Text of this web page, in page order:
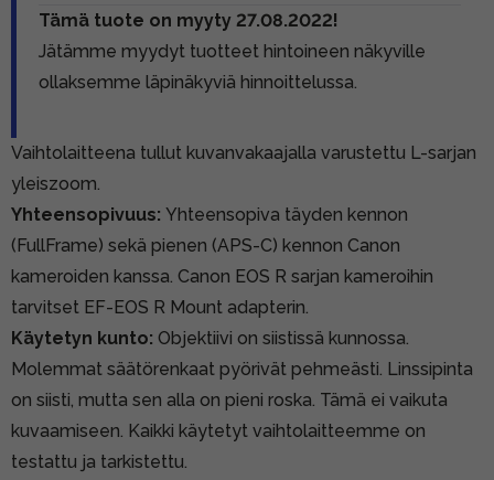
Tämä tuote on myyty 27.08.2022!
Jätämme myydyt tuotteet hintoineen näkyville
ollaksemme läpinäkyviä hinnoittelussa.
Vaihtolaitteena tullut kuvanvakaajalla varustettu L-sarjan
yleiszoom.
Yhteensopivuus: Yhteensopiva täyden kennon
(FullFrame) sekä pienen (APS-C) kennon Canon
kameroiden kanssa. Canon EOS R sarjan kameroihin
tarvitset EF-EOS R Mount adapterin.
Käytetyn kunto: Objektiivi on siistissä kunnossa.
Molemmat säätörenkaat pyörivät pehmeästi. Linssipinta
on siisti, mutta sen alla on pieni roska. Tämä ei vaikuta
kuvaamiseen. Kaikki käytetyt vaihtolaitteemme on
testattu ja tarkistettu.